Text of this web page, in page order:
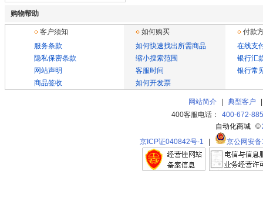
购物帮助
客户须知 如何购买
付款
服务条款
隐私保密条款
网站声明
商品签收
如何快速找出所需商品
缩小搜索范围
客服时间
如何开发票
在线支
银行汇
银行常
网站简介 典型客户
400客服电话：
400-672-
自动化商城
©
京ICP证040842号-1
京公网安